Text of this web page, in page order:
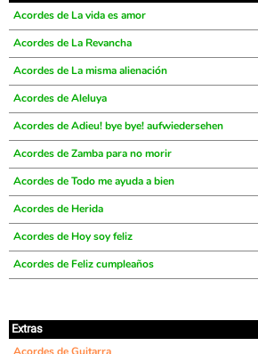
Acordes de La vida es amor
Acordes de La Revancha
Acordes de La misma alienación
Acordes de Aleluya
Acordes de Adieu! bye bye! aufwiedersehen
Acordes de Zamba para no morir
Acordes de Todo me ayuda a bien
Acordes de Herida
Acordes de Hoy soy feliz
Acordes de Feliz cumpleaños
Extras